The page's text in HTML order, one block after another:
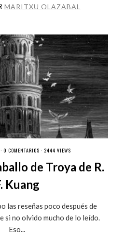
MARITXU OLAZABAL
0 COMENTARIOS · 2444 VIEWS
de Troya de R.
Kuang
las reseñas poco después de
si no olvido mucho de lo leído.
Eso...